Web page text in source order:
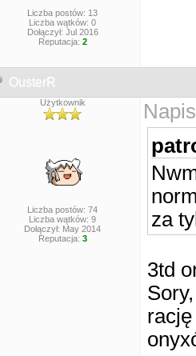
Liczba postów: 13
Liczba wątków: 0
Dołączył: Jul 2016
Reputacja: 2
OusterR
Użytkownik
Liczba postów: 74
Liczba wątków: 9
Dołączył: May 2014
Reputacja: 3
za
3td